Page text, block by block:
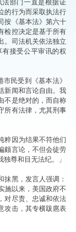
的行为而采取执法行
按《基本法》第六十
检控决定是基于所有
。司法机关依法独立
接受公平审讯的权
到《基本法》
新闻和言论自由。我
不是绝对的，而自称
所有法律，尤其刑事
因为结果不符他们
颇言论，不但会徒劳
尊和目无法纪。」
黑，发言人强调：
施以来，美国政府不
对尽责、忠诚和依法
攻击，其专横跋扈表